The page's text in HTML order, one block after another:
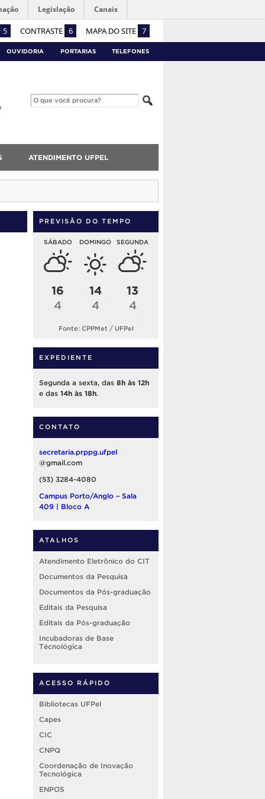
5 CONTRASTE 6 MAPA DO SITE 7
Legislação Canais
OUVIDORIA PORTARIAS TELEFONES
ATENDIMENTO UFPEL
PREVISÃO DO TEMPO
SÁBADO
16
4
DOMINGO
14
4
SEGUNDA
13
4
Fonte: CPPMet / UFPel
EXPEDIENTE
Segunda a sexta, das 8h às 12h
e das 14h às 18h
CONTATO
secretaria.prppg.ufpel
@gmail.com
(53) 3284-4080
Campus Porto/Anglo – Sala
409 | Bloco A
ATALHOS
Atendimento Eletrônico do CIT
Documentos da Pesquisa
Documentos da Pós-graduação
Editais da Pesquisa
Editais da Pós-graduação
Incubadoras de Base
Técnológica
ACESSO RÁPIDO
Bibliotecas UFPel
Capes
CIC
CNPQ
Coordenação de Inovação
Tecnológica
ENPOS